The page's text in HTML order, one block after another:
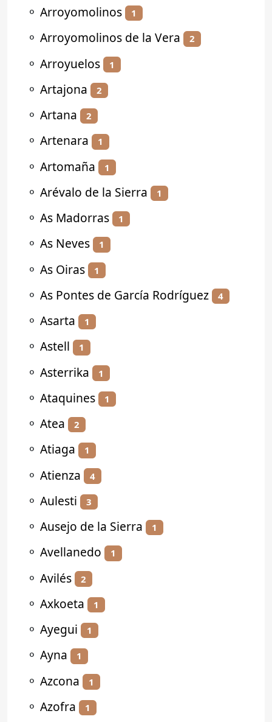
⚬ Arroyomolinos 1
⚬ Arroyomolinos de la Vera 2
⚬ Arroyuelos 1
⚬ Artajona 2
⚬ Artana 2
⚬ Artenara 1
⚬ Artomaña 1
⚬ Arévalo de la Sierra 1
⚬ As Madorras 1
⚬ As Neves 1
⚬ As Oiras 1
⚬ As Pontes de García Rodríguez 4
⚬ Asarta 1
⚬ Astell 1
⚬ Asterrika 1
⚬ Ataquines 1
⚬ Atea 2
⚬ Atiaga 1
⚬ Atienza 4
⚬ Aulesti 3
⚬ Ausejo de la Sierra 1
⚬ Avellanedo 1
⚬ Avilés 2
⚬ Axkoeta 1
⚬ Ayegui 1
⚬ Ayna 1
⚬ Azcona 1
⚬ Azofra 1